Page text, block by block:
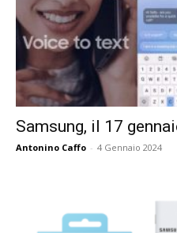
Samsung, il 17
Antonino Caffo - 4 Gennaio 2024